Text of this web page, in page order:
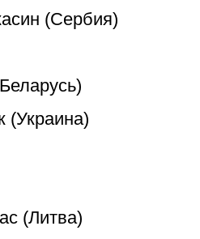
(Сербия)
(Украина)
(Литва)